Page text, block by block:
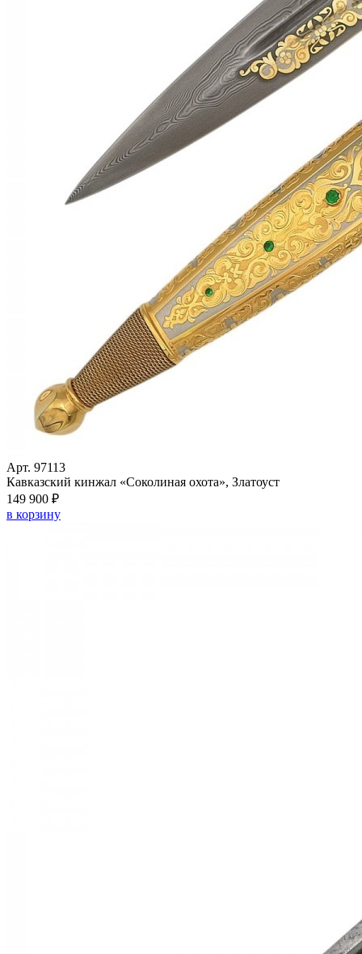
Арт. 97113
Кавказский кинжал «Соколиная охота», Златоуст
149 900 ₽
в корзину